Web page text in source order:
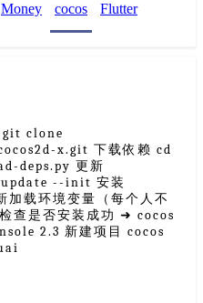
Money cocos Flutter
git clone
x.git 下载依赖 cd
deps.py 更新
--init 安装
载环境变量（每个人不
查是否安装成功 ➜ cocos
2.3 新建项目 cocos